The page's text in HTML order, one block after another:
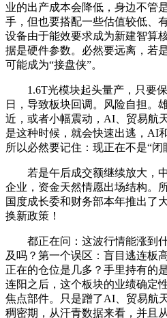
业的出产成本会降低，身边不管
手，但也要搭配一些估值较低、
设备由于能效要求成为新建智算
据是硬件参数。必然要远离，若
可能成为“接盘侠”。
1.6T光模块起头量产，只要保
日，导致板块回调。风险自担。
近，或者小幅震动，AI、贸易航
是这种时候，就会快速出逃，AI
所以必然要记住：现正在不是“闭
若是午后成交额继续放大，中
企业，资金天然情愿出场结构。
国度成长委和财务部本年推出了
换新政策！
都正在问：这波行情能涨到什
及吗？第一个误区：盲目逃连板
正在的仓位是几多？手里持有的
连阳之后，这个板块的业绩确定
焦点部件。只是蹭了AI、贸易航
稠密期，从汗青数据来看，并且